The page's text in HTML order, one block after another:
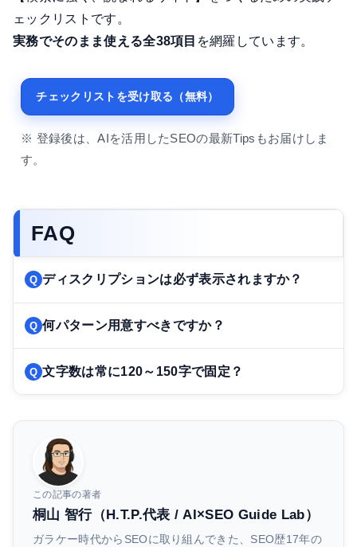
ェックリストです。
実務でそのまま使える全38項目 を網羅しています。
チェックリストを受け取る（無料）
※ 登録後は、AIを活用したSEOの最新Tipsもお届けしま
す。
FAQ
ディスクリプションは必ず表示されますか？
何パターン用意すべきですか？
文字数は常に120～150字で固定？
この記事の著者
桐山 智行（H.T.P.代表 / AI×SEO Guide Lab）
ガラケー時代からSEOに取り組んできた、SEO歴17年の